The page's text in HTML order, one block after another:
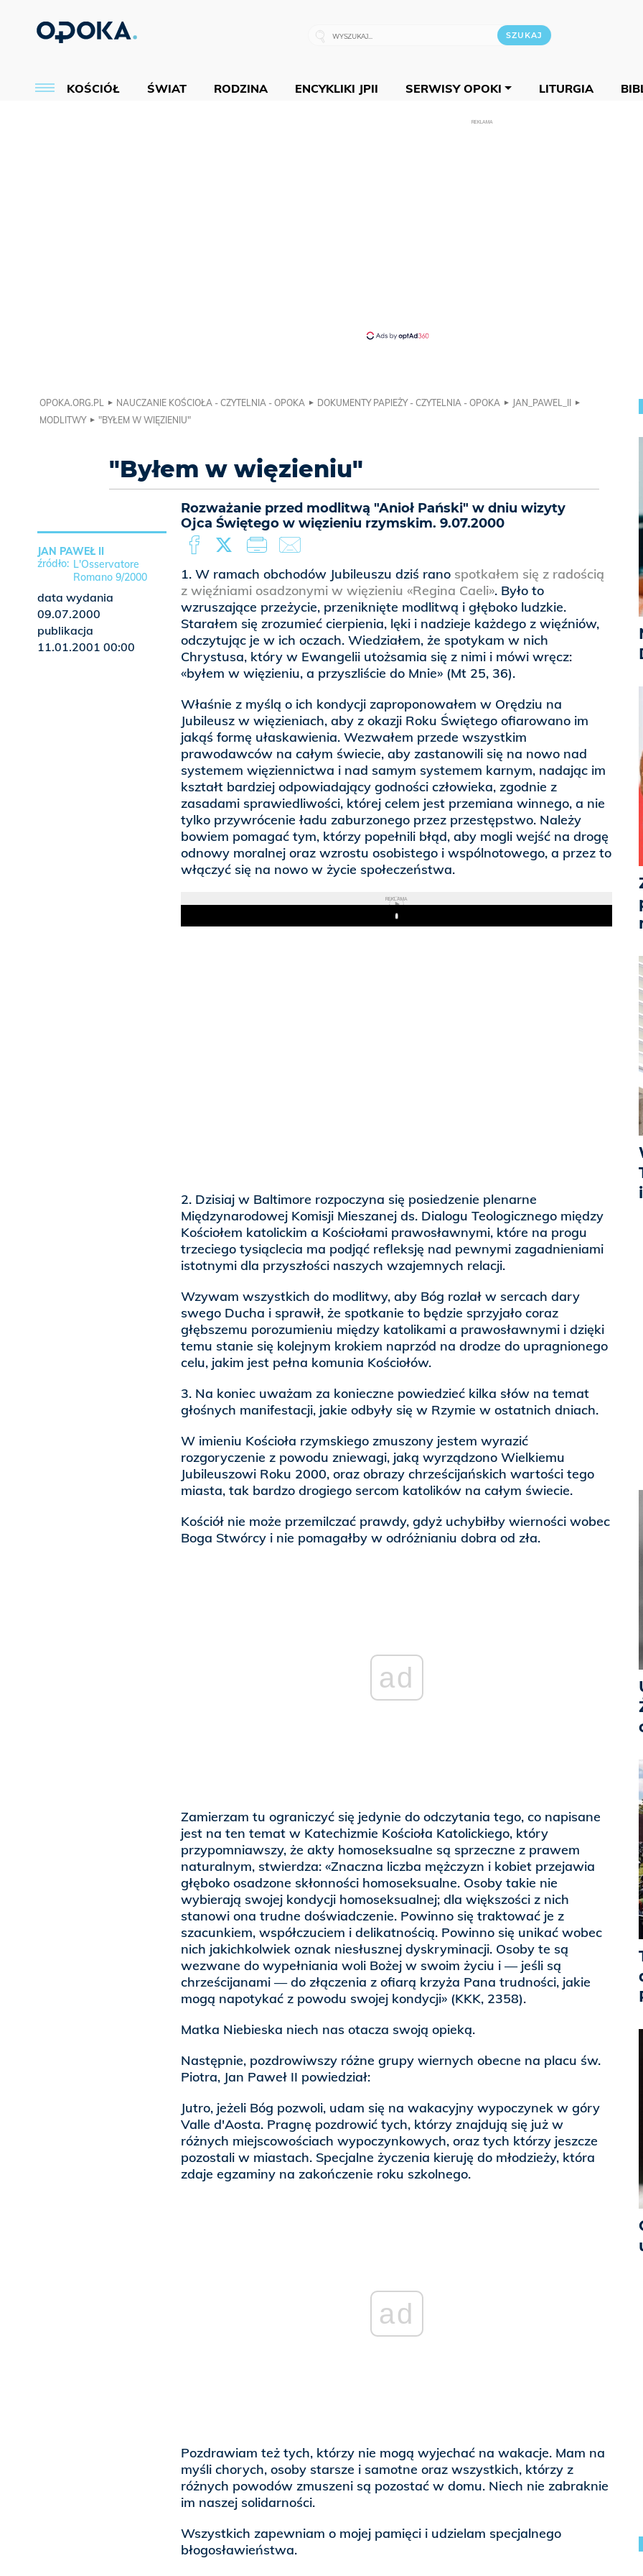
KOŚCIÓŁ ŚWIAT RODZINA ENCYKLIKI JPII SERWISY OPOKI LITURGIA
REKLAMA
OPOKA.ORG.PL NAUCZANIE KOŚCIOŁA - CZYTELNIA - OPOKA DOKUMENTY PAPIEŻY - CZYTELNIA - OPOKA
JAN_PAWEL_II
MODLITWY
"BYŁEM W WIĘZIENIU"
"Byłem w więzieniu"
Rozważanie przed modlitwą "Anioł Pański" w dniu wizyty
Ojca Świętego w więzieniu rzymskim. 9.07.2000
1. W ramach obchodów Jubileuszu dziś rano spotkałem się z radością
z więźniami osadzonymi w więzieniu «Regina Caeli». Było to
wzruszające przeżycie, przeniknięte modlitwą i głęboko ludzkie.
Starałem się zrozumieć cierpienia, lęki i nadzieje każdego z więźniów,
odczytując je w ich oczach. Wiedziałem, że spotykam w nich
Chrystusa, który w Ewangelii utożsamia się z nimi i mówi wręcz:
«byłem w więzieniu, a przyszliście do Mnie» (Mt 25, 36).
Właśnie z myślą o ich kondycji zaproponowałem w Orędziu na
Jubileusz w więzieniach, aby z okazji Roku Świętego ofiarowano im
jakąś formę ułaskawienia. Wezwałem przede wszystkim
prawodawców na całym świecie, aby zastanowili się na nowo nad
systemem więziennictwa i nad samym systemem karnym, nadając im
kształt bardziej odpowiadający godności człowieka, zgodnie z
zasadami sprawiedliwości, której celem jest przemiana winnego, a nie
tylko przywrócenie ładu zaburzonego przez przestępstwo. Należy
bowiem pomagać tym, którzy popełnili błąd, aby mogli wejść na drogę
odnowy moralnej oraz wzrostu osobistego i wspólnotowego, a przez to
włączyć się na nowo w życie społeczeństwa.
REKLAMA
Play
2. Dzisiaj w Baltimore rozpoczyna się posiedzenie plenarne
Międzynarodowej Komisji Mieszanej ds. Dialogu Teologicznego między
Kościołem katolickim a Kościołami prawosławnymi, które na progu
trzeciego tysiąclecia ma podjąć refleksję nad pewnymi zagadnieniami
istotnymi dla przyszłości naszych wzajemnych relacji.
Wzywam wszystkich do modlitwy, aby Bóg rozlał w sercach dary
swego Ducha i sprawił, że spotkanie to będzie sprzyjało coraz
głębszemu porozumieniu między katolikami a prawosławnymi i dzięki
temu stanie się kolejnym krokiem naprzód na drodze do upragnionego
celu, jakim jest pełna komunia Kościołów.
3. Na koniec uważam za konieczne powiedzieć kilka słów na temat
głośnych manifestacji, jakie odbyły się w Rzymie w ostatnich dniach.
W imieniu Kościoła rzymskiego zmuszony jestem wyrazić
rozgoryczenie z powodu zniewagi, jaką wyrządzono Wielkiemu
Jubileuszowi Roku 2000, oraz obrazy chrześcijańskich wartości tego
miasta, tak bardzo drogiego sercom katolików na całym świecie.
Kościół nie może przemilczać prawdy, gdyż uchybiłby wierności wobec
Boga Stwórcy i nie pomagałby w odróżnianiu dobra od zła.
ad
Zamierzam tu ograniczyć się jedynie do odczytania tego, co napisane
jest na ten temat w Katechizmie Kościoła Katolickiego, który
przypomniawszy, że akty homoseksualne są sprzeczne z prawem
naturalnym, stwierdza: «Znaczna liczba mężczyzn i kobiet przejawia
głęboko osadzone skłonności homoseksualne. Osoby takie nie
wybierają swojej kondycji homoseksualnej; dla większości z nich
stanowi ona trudne doświadczenie. Powinno się traktować je z
szacunkiem, współczuciem i delikatnością. Powinno się unikać wobec
nich jakichkolwiek oznak niesłusznej dyskryminacji. Osoby te są
wezwane do wypełniania woli Bożej w swoim życiu i — jeśli są
chrześcijanami — do złączenia z ofiarą krzyża Pana trudności, jakie
mogą napotykać z powodu swojej kondycji» (KKK, 2358).
Matka Niebieska niech nas otacza swoją opieką.
Następnie, pozdrowiwszy różne grupy wiernych obecne na placu św.
Piotra, Jan Paweł II powiedział:
Jutro, jeżeli Bóg pozwoli, udam się na wakacyjny wypoczynek w góry
Valle d'Aosta. Pragnę pozdrowić tych, którzy znajdują się już w
różnych miejscowościach wypoczynkowych, oraz tych którzy jeszcze
pozostali w miastach. Specjalne życzenia kieruję do młodzieży, która
zdaje egzaminy na zakończenie roku szkolnego.
ad
Pozdrawiam też tych, którzy nie mogą wyjechać na wakacje. Mam na
myśli chorych, osoby starsze i samotne oraz wszystkich, którzy z
różnych powodów zmuszeni są pozostać w domu. Niech nie zabraknie
im naszej solidarności.
Wszystkich zapewniam o mojej pamięci i udzielam specjalnego
błogosławieństwa.
JAN PAWEŁ II
L'Osservatore
Romano 9/2000
data wydania
09.07.2000
publikacja
11.01.2001 00:00